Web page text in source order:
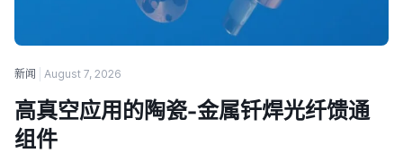
新闻 August 7, 2026
高真空应用的陶瓷-金属钎焊光纤馈通
组件